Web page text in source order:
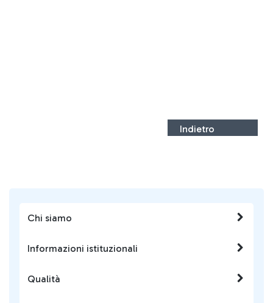
Chi siamo
Informazioni istituzionali
Qualità
Indietro